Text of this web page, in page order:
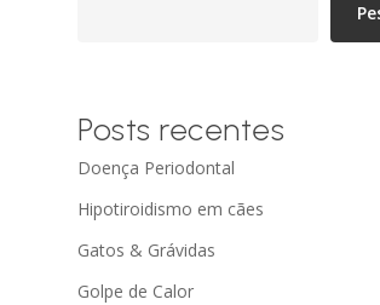
Posts recentes
Doença Periodontal
Hipotiroidismo em cães
Gatos & Grávidas
Golpe de Calor